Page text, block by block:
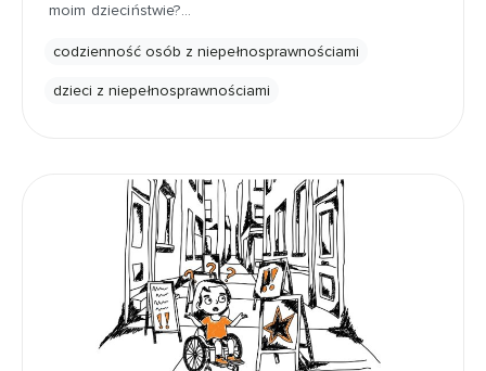
moim dzieciństwie?…
codzienność osób z niepełnosprawnościami
dzieci z niepełnosprawnościami